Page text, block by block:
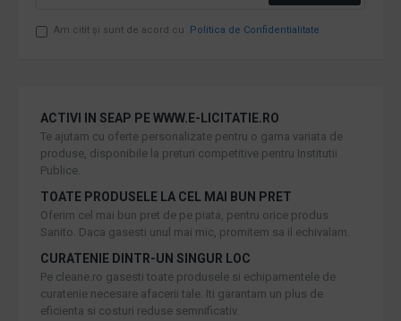
Am citit şi sunt de acord cu Politica de Confidentialitate
ACTIVI IN SEAP PE WWW.E-LICITATIE.RO
Te ajutam cu oferte personalizate pentru o gama variata de
produse, disponibile la preturi competitive pentru Institutii
Publice.
TOATE PRODUSELE LA CEL MAI BUN PRET
Oferim cel mai bun pret de pe piata, pentru orice produs
Sanito. Daca gasesti unul mai mic, promitem sa il echivalam.
CURATENIE DINTR-UN SINGUR LOC
Pe cleane.ro gasesti toate produsele si echipamentele de
curatenie necesare afacerii tale. Iti garantam un plus de
eficienta si costuri reduse semnificativ.